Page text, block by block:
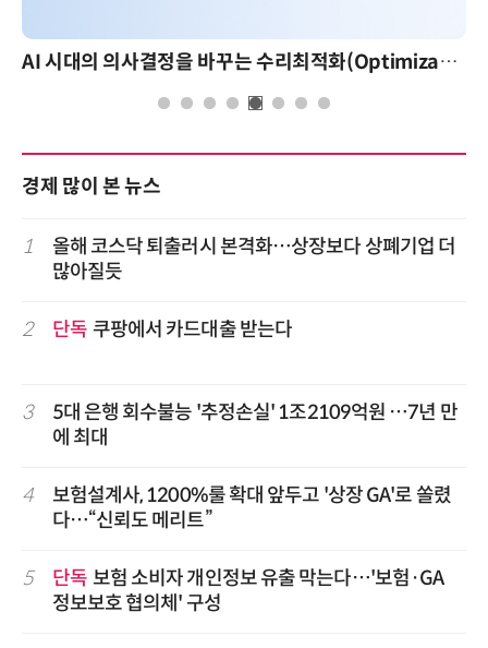
AI 시대의 의사결정을 바꾸는 수리최적화(Optimization): 실제 산업 적용 사례와 활용 전략
경제 많이 본 뉴스
1
올해 코스닥 퇴출러시 본격화…상장보다 상폐기업 더
많아질듯
2 단독 쿠팡에서 카드대출 받는다
3
5대 은행 회수불능 '추정손실' 1조2109억원 …7년 만
에 최대
4
보험설계사, 1200%룰 확대 앞두고 '상장 GA'로 쏠렸
다…“신뢰도 메리트”
5 단독 보험 소비자 개인정보 유출 막는다…'보험·GA
정보보호 협의체' 구성